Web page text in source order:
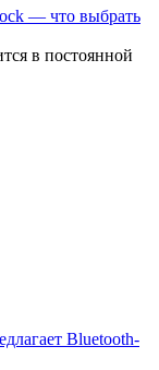
— что выбрать
в постоянной
Bluetooth-